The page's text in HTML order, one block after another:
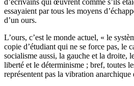
d’écrivains qui œuvrent comme s’ils
essayaient par tous les moyens
d’un ours.
L’ours, c’est le monde actuel, « le
copie d’étudiant qui ne se force pas, le
socialisme aussi, la gauche et la droite,
liberté et le déterminisme ; bref, toutes
représentent pas la vibration